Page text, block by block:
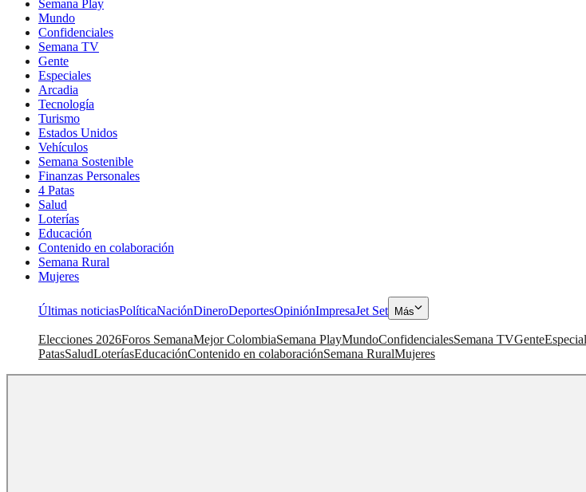
Semana Play
Mundo
Confidenciales
Semana TV
Gente
Especiales
Arcadia
Tecnología
Turismo
Estados Unidos
Vehículos
Semana Sostenible
Finanzas Personales
4 Patas
Salud
Loterías
Educación
Contenido en colaboración
Semana Rural
Mujeres
Últimas noticiasPolíticaNaciónDineroDeportesOpiniónImpresaJet Set Más
Elecciones 2026Foros SemanaMejor ColombiaSemana PlayMundoConfidencialesSemana TVGente
PatasSaludLoteríasEducaciónContenido en colaboraciónSemana RuralMujeres